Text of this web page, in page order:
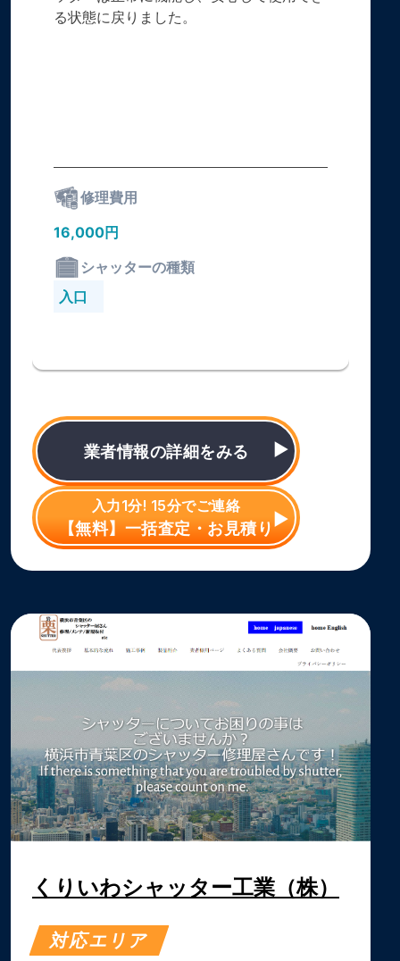
る状態に戻りました。
修理費用
16,000円
シャッターの種類
入口
業者情報の詳細をみる
入力1分! 15分でご連絡
【無料】一括査定・お見積り
くりいわシャッター工業（株）
対応エリア